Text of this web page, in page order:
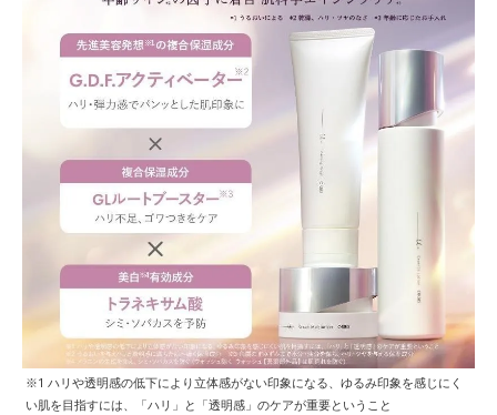
※1 ハリや透明感の低下により立体感がない印象になる、ゆるみ印象を感じにく
い肌を目指すには、「ハリ」と「透明感」のケアが重要ということ